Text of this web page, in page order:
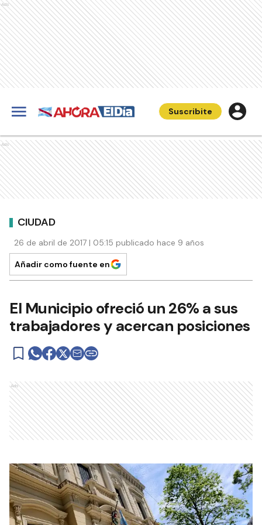
Ads
Suscribite
Ads
CIUDAD
26 de abril de 2017 | 05:15 publicado hace 9 años
Añadir como fuente en
El Municipio ofreció un 26% a sus
trabajadores y acercan posiciones
Ads